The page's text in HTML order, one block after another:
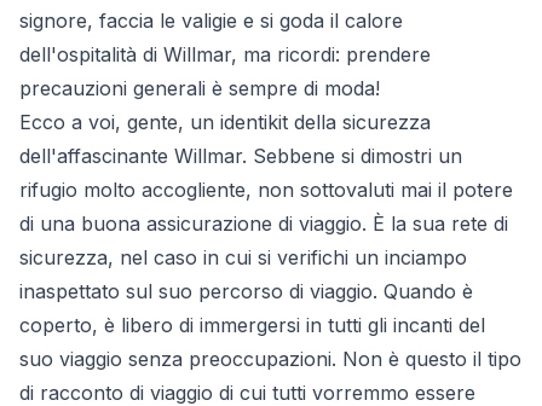
signore, faccia le valigie e si goda il calore
dell'ospitalità di Willmar, ma ricordi: prendere
precauzioni generali è sempre di moda!
Ecco a voi, gente, un identikit della sicurezza
dell'affascinante Willmar. Sebbene si dimostri un
rifugio molto accogliente, non sottovaluti mai il potere
di una buona assicurazione di viaggio. È la sua rete di
sicurezza, nel caso in cui si verifichi un inciampo
inaspettato sul suo percorso di viaggio. Quando è
coperto, è libero di immergersi in tutti gli incanti del
suo viaggio senza preoccupazioni. Non è questo il tipo
di racconto di viaggio di cui tutti vorremmo essere